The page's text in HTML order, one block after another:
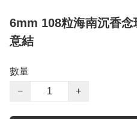
6mm 108粒海南沉香
意結
數量
−
+